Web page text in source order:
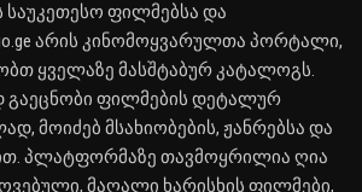
საუკეთესო ფილმებსა და
არის კინომოყვარულთა პორტალი,
ყველაზე მასშტაბურ კატალოგს.
გაეცნობი ფილმების დეტალურ
მოიძებ მსახიობების, ჟანრებსა და
პლატფორმაზე თავმოყრილია ღია
მაღალი ხარისხის ფილმები,